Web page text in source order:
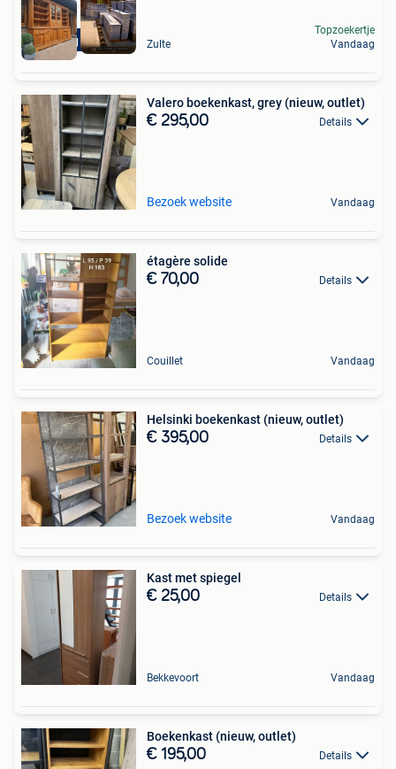
Levering mogelijk Zulte
Topzoekertje
Vandaag
Valero boekenkast, grey (nieuw, outlet)
€ 295,00 Details
Bezoek website Vandaag
étagère solide
€ 70,00 Details
Couillet Vandaag
Helsinki boekenkast (nieuw, outlet)
€ 395,00 Details
Bezoek website Vandaag
Kast met spiegel
€ 25,00 Details
Bekkevoort Vandaag
Boekenkast (nieuw, outlet)
€ 195,00 Details